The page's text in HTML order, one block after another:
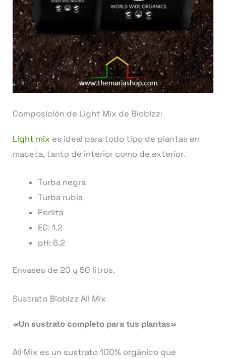
Composición de Light Mix de Biobizz:
Light mix es ideal para todo tipo de plantas en
maceta, tanto de interior como de exterior.
Turba negra
Turba rubia
Perlita
EC: 1.2
pH: 6.2
Envases de 20 y 50 litros.
Sustrato Biobizz All Mix
«Un sustrato completo para tus plantas»
All Mix es un sustrato 100% orgánico que